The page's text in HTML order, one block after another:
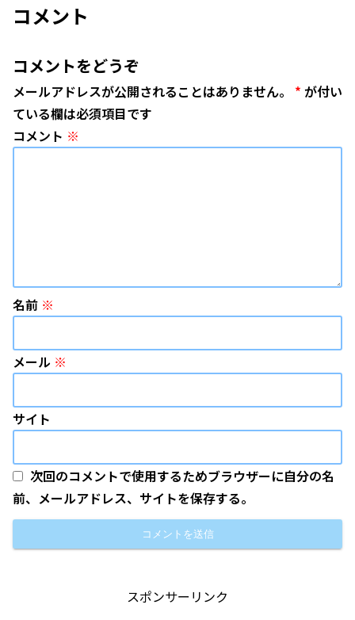
コメント
コメントをどうぞ
メールアドレスが公開されることはありません。 * が付い
ている欄は必須項目です
コメント ※
名前 ※
メール ※
サイト
次回のコメントで使用するためブラウザーに自分の名
前、メールアドレス、サイトを保存する。
スポンサーリンク